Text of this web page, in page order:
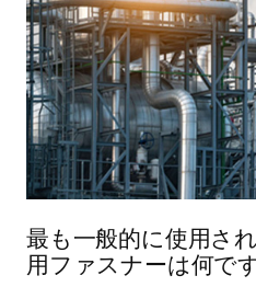
最も一般的に使用さ
用ファスナーは何で